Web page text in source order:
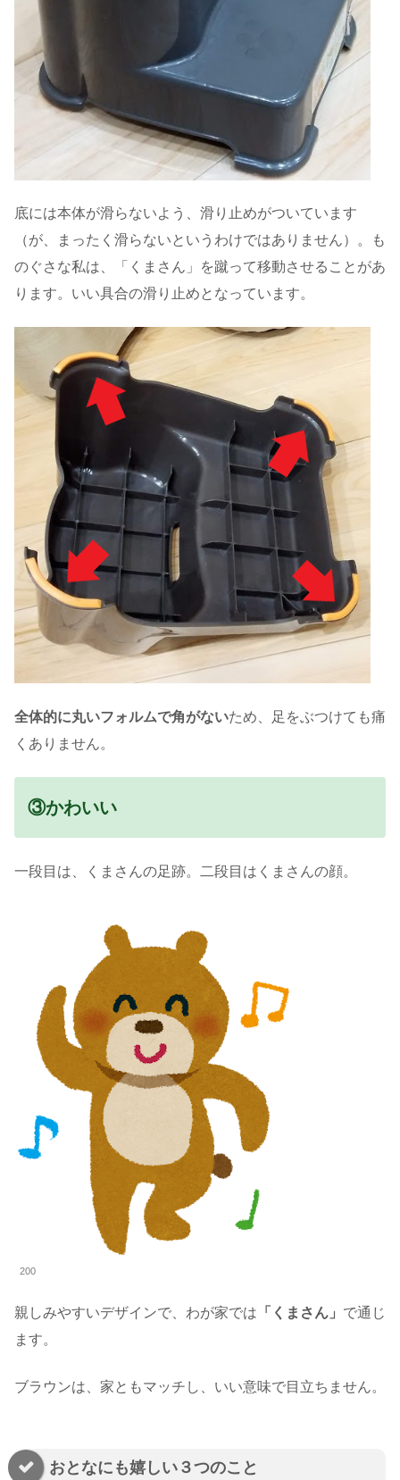
底には本体が滑らないよう、滑り止めがついています
（が、まったく滑らないというわけではありません）。も
のぐさな私は、「くまさん」を蹴って移動させることがあ
ります。いい具合の滑り止めとなっています。
全体的に丸いフォルムで角がないため、足をぶつけても痛
くありません。
③かわいい
一段目は、くまさんの足跡。二段目はくまさんの顔。
200
親しみやすいデザインで、わが家では 「くまさん」 で通じ
ます。
ブラウンは、家ともマッチし、いい意味で目立ちません。
おとなにも嬉しい３つのこと